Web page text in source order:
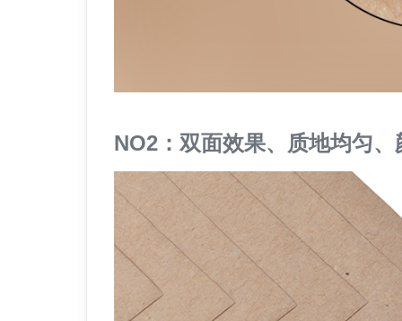
NO2：双面效果、质地均匀、